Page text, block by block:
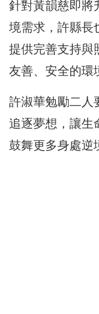
針對黃韻慈即將
境需求，許縣長
提供完善支持與
友善、安全的環
許淑華勉勵二人
追逐夢想，讓生
鼓舞更多身處逆